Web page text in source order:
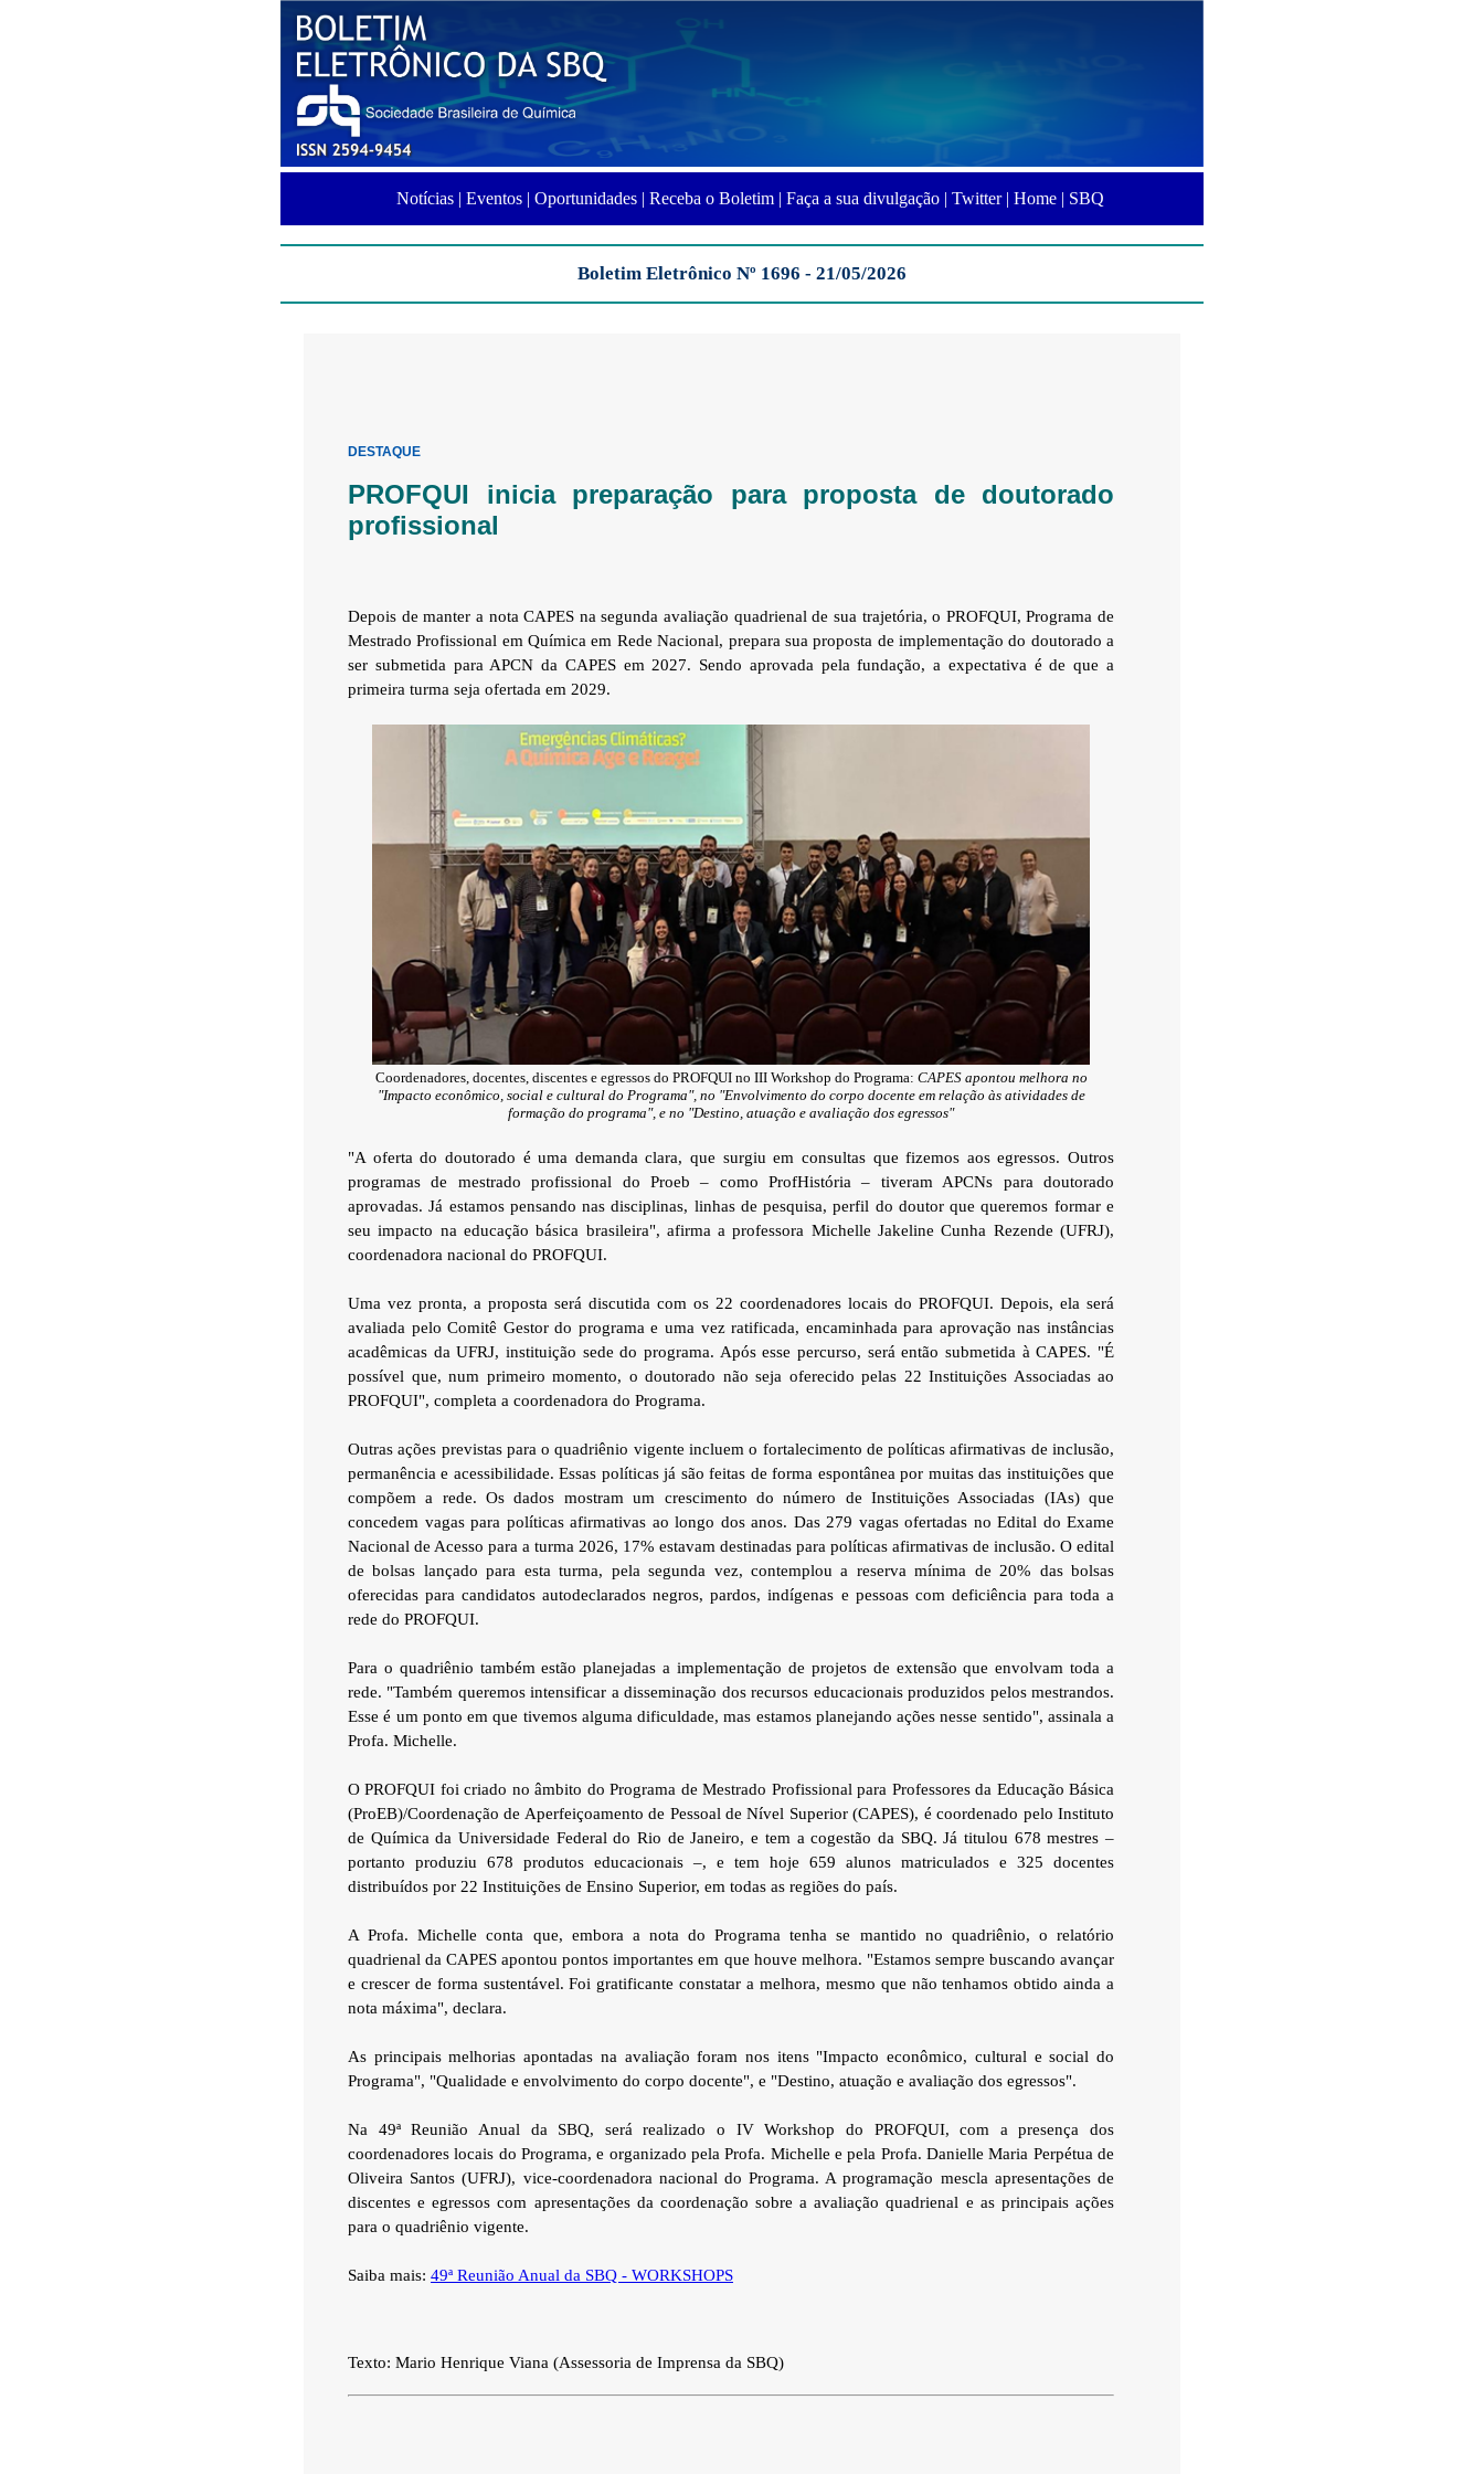
Notícias | Eventos | Oportunidades | Receba o Boletim | Faça a sua divulgação | Twitter | Home | SBQ
Boletim Eletrônico Nº 1696 - 21/05/2026
DESTAQUE
PROFQUI inicia preparação para proposta de doutorado
profissional
Depois de manter a nota CAPES na segunda avaliação quadrienal de sua trajetória, o PROFQUI, Programa de
Mestrado Profissional em Química em Rede Nacional, prepara sua proposta de implementação do doutorado a
ser submetida para APCN da CAPES em 2027. Sendo aprovada pela fundação, a expectativa é de que a
primeira turma seja ofertada em 2029.
Coordenadores, docentes, discentes e egressos do PROFQUI no III Workshop do Programa: CAPES apontou melhora no
"Impacto econômico, social e cultural do Programa", no "Envolvimento do corpo docente em relação às atividades de
formação do programa", e no "Destino, atuação e avaliação dos egressos"
"A oferta do doutorado é uma demanda clara, que surgiu em consultas que fizemos aos egressos. Outros
programas de mestrado profissional do Proeb – como ProfHistória – tiveram APCNs para doutorado
aprovadas. Já estamos pensando nas disciplinas, linhas de pesquisa, perfil do doutor que queremos formar e
seu impacto na educação básica brasileira", afirma a professora Michelle Jakeline Cunha Rezende (UFRJ),
coordenadora nacional do PROFQUI.
Uma vez pronta, a proposta será discutida com os 22 coordenadores locais do PROFQUI. Depois, ela será
avaliada pelo Comitê Gestor do programa e uma vez ratificada, encaminhada para aprovação nas instâncias
acadêmicas da UFRJ, instituição sede do programa. Após esse percurso, será então submetida à CAPES. "É
possível que, num primeiro momento, o doutorado não seja oferecido pelas 22 Instituições Associadas ao
PROFQUI", completa a coordenadora do Programa.
Outras ações previstas para o quadriênio vigente incluem o fortalecimento de políticas afirmativas de inclusão,
permanência e acessibilidade. Essas políticas já são feitas de forma espontânea por muitas das instituições que
compõem a rede. Os dados mostram um crescimento do número de Instituições Associadas (IAs) que
concedem vagas para políticas afirmativas ao longo dos anos. Das 279 vagas ofertadas no Edital do Exame
Nacional de Acesso para a turma 2026, 17% estavam destinadas para políticas afirmativas de inclusão. O edital
de bolsas lançado para esta turma, pela segunda vez, contemplou a reserva mínima de 20% das bolsas
oferecidas para candidatos autodeclarados negros, pardos, indígenas e pessoas com deficiência para toda a
rede do PROFQUI.
Para o quadriênio também estão planejadas a implementação de projetos de extensão que envolvam toda a
rede. "Também queremos intensificar a disseminação dos recursos educacionais produzidos pelos mestrandos.
Esse é um ponto em que tivemos alguma dificuldade, mas estamos planejando ações nesse sentido", assinala a
Profa. Michelle.
O PROFQUI foi criado no âmbito do Programa de Mestrado Profissional para Professores da Educação Básica
(ProEB)/Coordenação de Aperfeiçoamento de Pessoal de Nível Superior (CAPES), é coordenado pelo Instituto
de Química da Universidade Federal do Rio de Janeiro, e tem a cogestão da SBQ. Já titulou 678 mestres –
portanto produziu 678 produtos educacionais –, e tem hoje 659 alunos matriculados e 325 docentes
distribuídos por 22 Instituições de Ensino Superior, em todas as regiões do país.
A Profa. Michelle conta que, embora a nota do Programa tenha se mantido no quadriênio, o relatório
quadrienal da CAPES apontou pontos importantes em que houve melhora. "Estamos sempre buscando avançar
e crescer de forma sustentável. Foi gratificante constatar a melhora, mesmo que não tenhamos obtido ainda a
nota máxima", declara.
As principais melhorias apontadas na avaliação foram nos itens "Impacto econômico, cultural e social do
Programa", "Qualidade e envolvimento do corpo docente", e "Destino, atuação e avaliação dos egressos".
Na 49ª Reunião Anual da SBQ, será realizado o IV Workshop do PROFQUI, com a presença dos
coordenadores locais do Programa, e organizado pela Profa. Michelle e pela Profa. Danielle Maria Perpétua de
Oliveira Santos (UFRJ), vice-coordenadora nacional do Programa. A programação mescla apresentações de
discentes e egressos com apresentações da coordenação sobre a avaliação quadrienal e as principais ações
para o quadriênio vigente.
Saiba mais: 49ª Reunião Anual da SBQ - WORKSHOPS
Texto: Mario Henrique Viana (Assessoria de Imprensa da SBQ)